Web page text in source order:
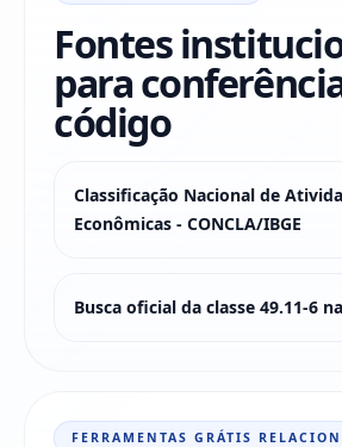
Fontes
para
código
Classificação Nacional de
Econômicas - CONCLA/IBGE
Busca oficial da classe 49.11-6
FERRAMENTAS GRÁTIS